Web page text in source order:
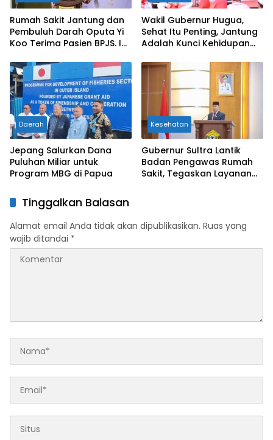
Rumah Sakit Jantung dan
Pembuluh Darah Oputa Yi
Koo Terima Pasien BPJS. Ini
Wakil Gubernur Hugua,
Sehat Itu Penting, Jantung
Adalah Kunci Kehidupan
Daerah
Jepang Salurkan Dana
Puluhan Miliar untuk
Program MBG di Papua
Kesehatan
Gubernur Sultra Lantik
Badan Pengawas Rumah
Sakit, Tegaskan Layanan
Tinggalkan Balasan
Alamat email Anda tidak akan dipublikasikan. Ruas yang
wajib ditandai *